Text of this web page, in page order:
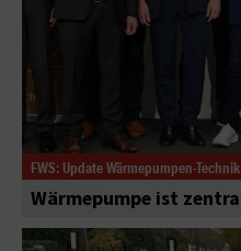
FWS: Update Wärmepumpen-Technik
Wärmepumpe ist